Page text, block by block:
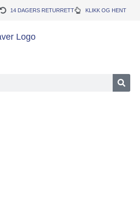
14 DAGERS RETURRETT KLIKK OG HENT